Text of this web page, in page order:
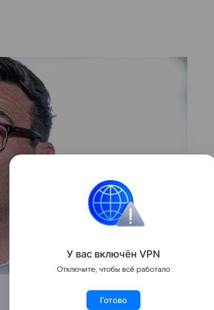
У вас включён VPN
Отключите, чтобы всё работало
Готово